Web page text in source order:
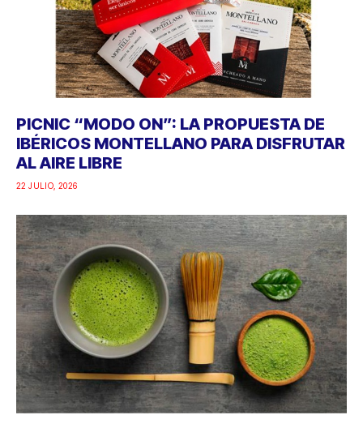
PICNIC “MODO ON”: LA PROPUESTA DE
IBÉRICOS MONTELLANO PARA DISFRUTAR
AL AIRE LIBRE
22 JULIO, 2026